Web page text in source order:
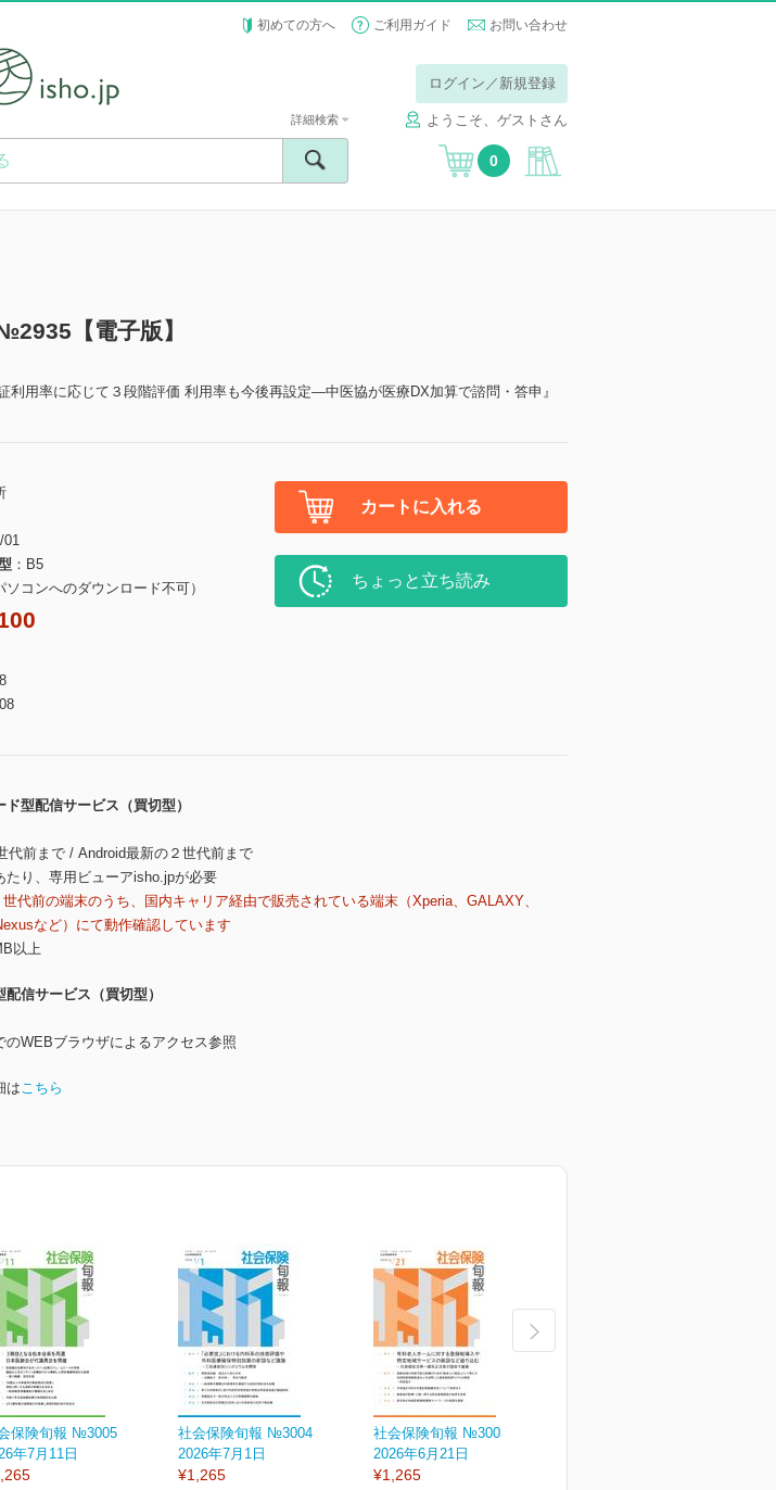
初めての方へ ご利用ガイド お問い合わせ
ログイン／新規登録
ようこそ、ゲストさん
詳細検索
0
【電子版】
利用率に応じて３段階評価 利用率も今後再設定―中医協が医療DX加算で諮問・答申』
01
B5
ソコンへのダウンロード不可）
カートに入れる
ちょっと立ち読み
ド型配信サービス（買切型）
代前まで / Android最新の２世代前まで
り、専用ビューアisho.jpが必要
代前の端末のうち、国内キャリア経由で販売されている端末（Xperia、GALAXY、
など）にて動作確認しています
以上
配信サービス（買切型）
WEBブラウザによるアクセス参照
はこちら
保険旬報 №3005
年7月11日
社会保険旬報 №3004
2026年7月1日
¥1,265
社会保険旬報 №3003
2026年6月21日
¥1,265